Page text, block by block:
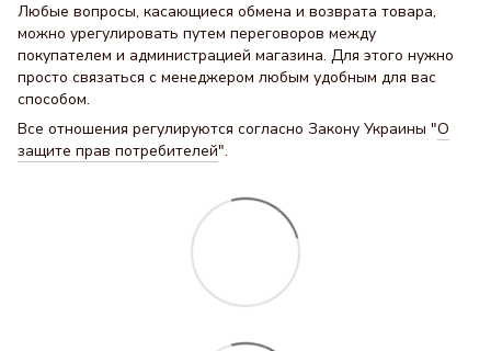
Любые вопросы, касающиеся обмена и возврата товара,
можно урегулировать путем переговоров между
покупателем и администрацией магазина. Для этого нужно
просто связаться с менеджером любым удобным для вас
способом.
Все отношения регулируются согласно Закону Украины "О
защите прав потребителей".